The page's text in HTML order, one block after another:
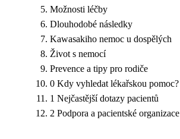
Možnosti léčby
Dlouhodobé následky
Kawasakiho nemoc u dospělých
Život s nemocí
Prevence a tipy pro rodiče
0 Kdy vyhledat lékařskou pomoc?
1 Nejčastější dotazy pacientů
2 Podpora a pacientské organizace